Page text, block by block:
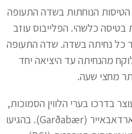
הטיסות הנוחתות בשדה התעופה
כלשהי. הפלייבוס עוזב
כל נחיתה בשדה. שדה התעופה
מהנחיתה עד היציאה יחד
מחצי שעה.
בדרכו בערי הלווין הסמוכות,
(Hafnarfjörður) וגארדאבאייר (Garðabær). בהגיעו